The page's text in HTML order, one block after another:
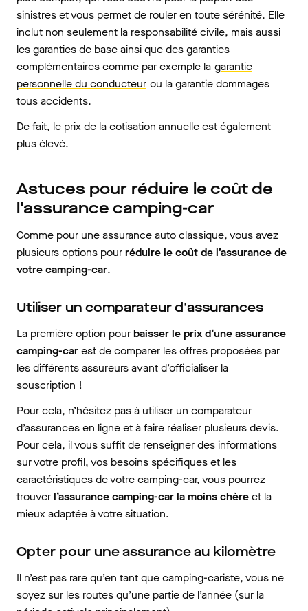
sinistres et vous permet de rouler en toute sérénité. Elle
inclut non seulement la responsabilité civile, mais aussi
les garanties de base ainsi que des garanties
complémentaires comme par exemple la garantie
personnelle du conducteur ou la garantie dommages
tous accidents.
De fait, le prix de la cotisation annuelle est également
plus élevé.
Astuces pour réduire le coût de
l'assurance camping-car
Comme pour une assurance auto classique, vous avez
plusieurs options pourréduire le coût de l’assurance de
votre camping-car.
Utiliser un comparateur d'assurances
La première option pourbaisser le prix d’une assurance
camping-carest de comparer les offres proposées par
les différents assureurs avant d’officialiser la
souscription !
Pour cela, n’hésitez pas à utiliser un comparateur
d’assurances en ligne et à faire réaliser plusieurs devis.
Pour cela, il vous suffit de renseigner des informations
sur votre profil, vos besoins spécifiques et les
caractéristiques de votre camping-car, vous pourrez
trouverl’assurance camping-car la moins chèreet la
mieux adaptée à votre situation.
Opter pour une assurance au kilomètre
Il n’est pas rare qu’en tant que camping-cariste, vous ne
soyez sur les routes qu’une partie de l’année (sur la